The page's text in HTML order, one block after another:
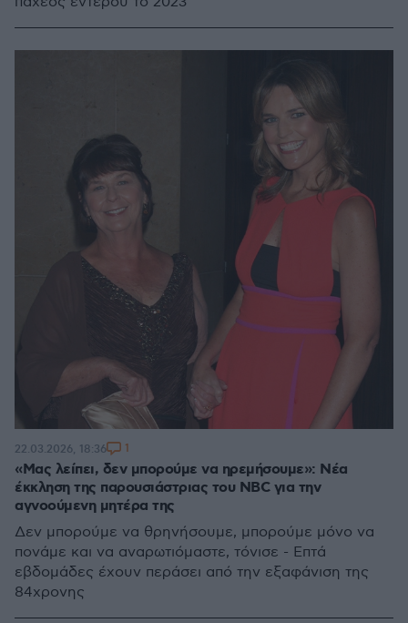
«Μας λείπει, δεν μπορούμε να ηρεμήσουμε»: Νέα
έκκληση της παρουσιάστριας του NBC για την
αγνοούμενη μητέρα της
Δεν μπορούμε να θρηνήσουμε, μπορούμε μόνο να
πονάμε και να αναρωτιόμαστε, τόνισε - Επτά
εβδομάδες έχουν περάσει από την εξαφάνιση της
84χρονης
22.03.2026, 18:36 1